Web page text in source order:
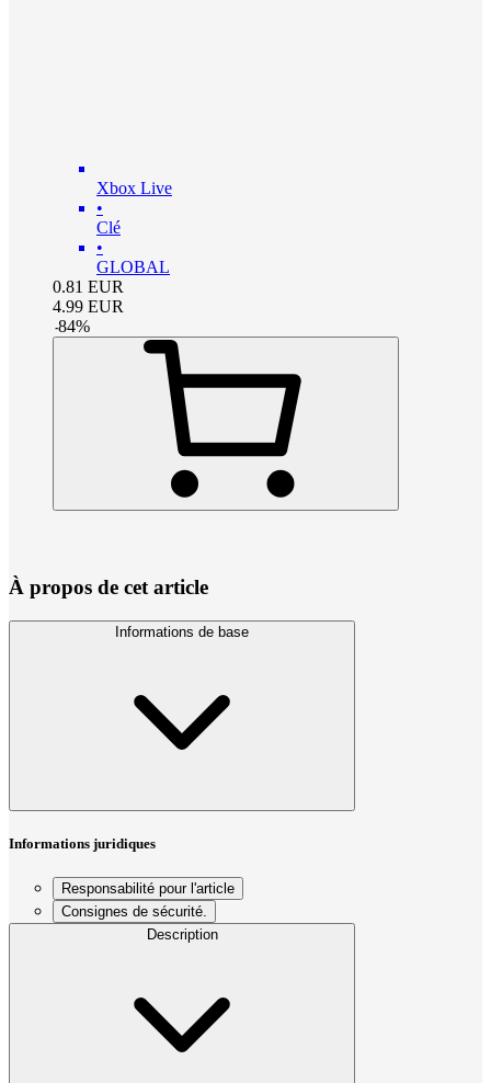
Xbox Live
•
Clé
•
GLOBAL
0.81 EUR
4.99 EUR
-84%
À propos de cet article
Informations de base
Informations juridiques
Responsabilité pour l'article
Consignes de sécurité.
Description